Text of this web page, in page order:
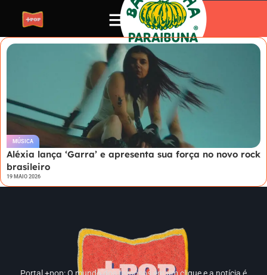
MÚSICA
Aléxia lança ‘Garra’ e apresenta sua força no novo rock
brasileiro
19 MAIO 2026